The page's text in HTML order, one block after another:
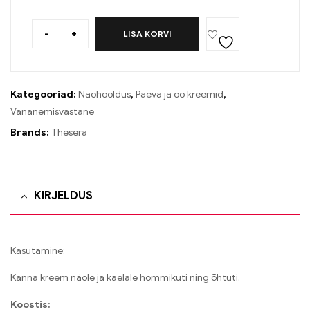
- + LISA KORVI
Kategooriad: Näohooldus, Päeva ja öö kreemid,
Vananemisvastane
Brands: Thesera
KIRJELDUS
Kasutamine:
Kanna kreem näole ja kaelale hommikuti ning õhtuti.
Koostis: